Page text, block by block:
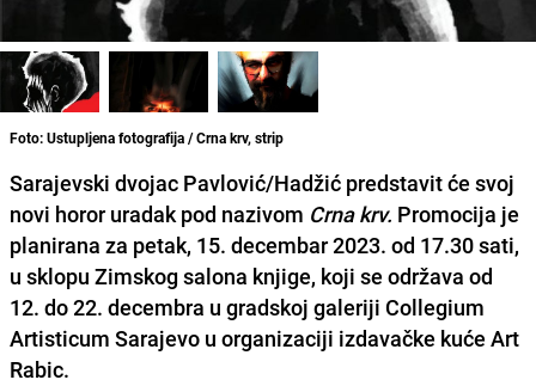
Foto: Ustupljena fotografija / Crna krv, strip
Sarajevski dvojac Pavlović/Hadžić predstavit će svoj
novi horor uradak pod nazivom Crna krv. Promocija je
planirana za petak, 15. decembar 2023. od 17.30 sati,
u sklopu Zimskog salona knjige, koji se održava od
12. do 22. decembra u gradskoj galeriji Collegium
Artisticum Sarajevo u organizaciji izdavačke kuće Art
Rabic.